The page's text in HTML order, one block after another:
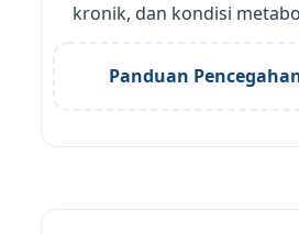
kronik, dan kondisi
Panduan